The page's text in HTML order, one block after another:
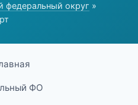
федеральный округ »
ФО